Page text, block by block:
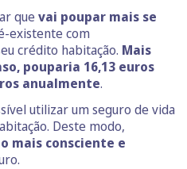
que vai poupar mais se
existente com
crédito habitação. Mais
pouparia 16,13 euros
anualmente.
utilizar um seguro de vida
Deste modo,
mais consciente e